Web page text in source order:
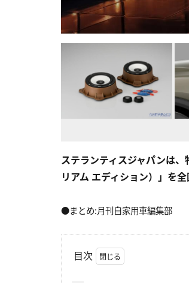
ステランティスジャパンは
リアム エディション）」を
●まとめ:月刊自家用車編集部
目次